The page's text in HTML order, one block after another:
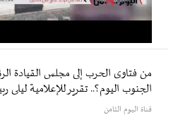
من فتاوى الحرب إلى مجلس القيادة
الجنوب اليوم؟.. تقرير للإعلامية ليلى
قناة اليوم الثامن